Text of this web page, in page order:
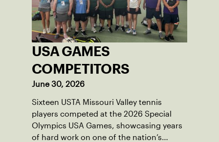
USA GAMES
COMPETITORS
June 30, 2026
Sixteen USTA Missouri Valley tennis
players competed at the 2026 Special
Olympics USA Games, showcasing years
of hard work on one of the nation’s